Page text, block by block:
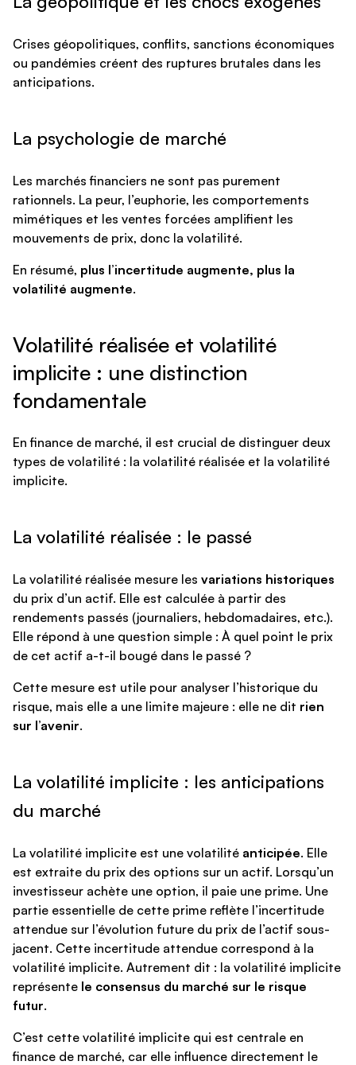
Crises géopolitiques, conflits, sanctions économiques
ou pandémies créent des ruptures brutales dans les
anticipations.
La psychologie de marché
Les marchés financiers ne sont pas purement
rationnels. La peur, l’euphorie, les comportements
mimétiques et les ventes forcées amplifient les
mouvements de prix, donc la volatilité.
En résumé, plus l’incertitude augmente, plus la
volatilité augmente.
Volatilité réalisée et volatilité
implicite : une distinction
fondamentale
En finance de marché, il est crucial de distinguer deux
types de volatilité : la volatilité réalisée et la volatilité
implicite.
La volatilité réalisée : le passé
La volatilité réalisée mesure les variations historiques
du prix d’un actif. Elle est calculée à partir des
rendements passés (journaliers, hebdomadaires, etc.).
Elle répond à une question simple : À quel point le prix
de cet actif a-t-il bougé dans le passé ?
Cette mesure est utile pour analyser l’historique du
risque, mais elle a une limite majeure : elle ne dit rien
sur l’avenir.
La volatilité implicite : les anticipations
du marché
La volatilité implicite est une volatilité anticipée. Elle
est extraite du prix des options sur un actif. Lorsqu’un
investisseur achète une option, il paie une prime. Une
partie essentielle de cette prime reflète l’incertitude
attendue sur l’évolution future du prix de l’actif sous-
jacent. Cette incertitude attendue correspond à la
volatilité implicite. Autrement dit : la volatilité implicite
représente le consensus du marché sur le risque
futur.
C’est cette volatilité implicite qui est centrale en
finance de marché, car elle influence directement le